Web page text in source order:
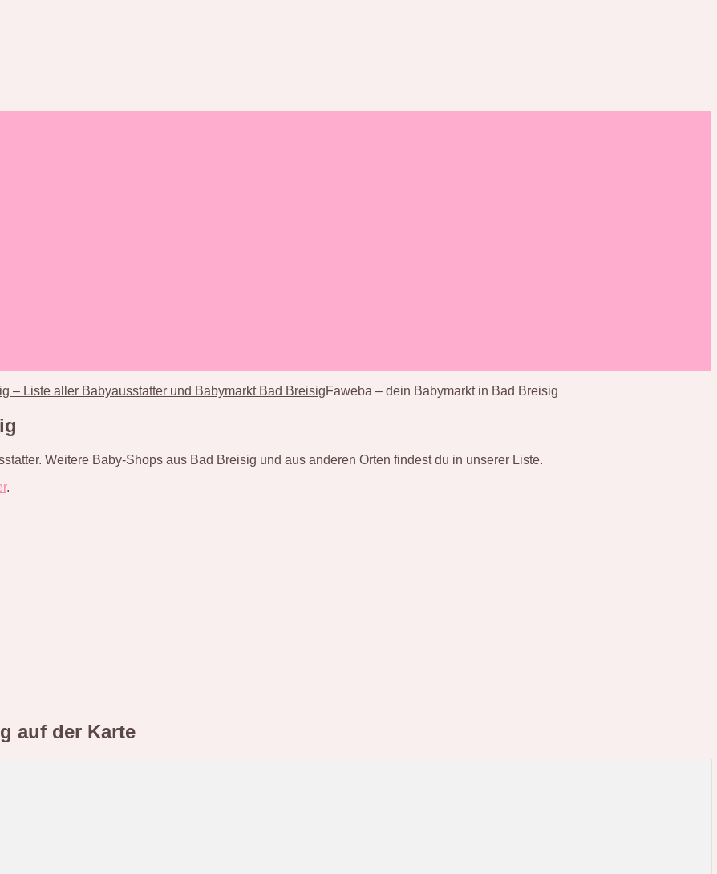
– Liste aller Babyausstatter und Babymarkt Bad BreisigFaweba – dein Babymarkt in Bad Breisig
Weitere Baby-Shops aus Bad Breisig und aus anderen Orten findest du in unserer Liste.
.
auf der Karte